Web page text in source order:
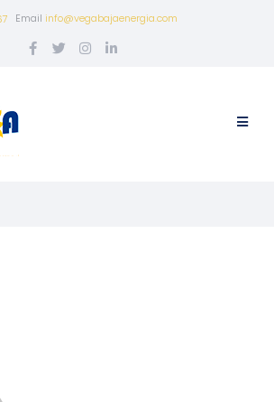
Email info@vegabajaenergia.com